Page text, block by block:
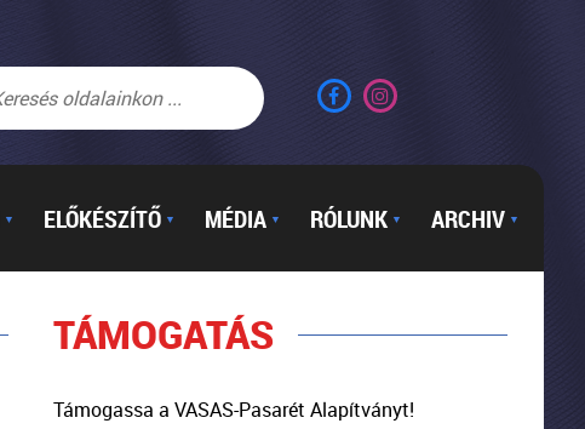
▼ ELŐKÉSZÍTŐ ▼ MÉDIA ▼ RÓLUNK ▼ ARCHIV ▼
TÁMOGATÁS
Támogassa a VASAS-Pasarét Alapítványt!